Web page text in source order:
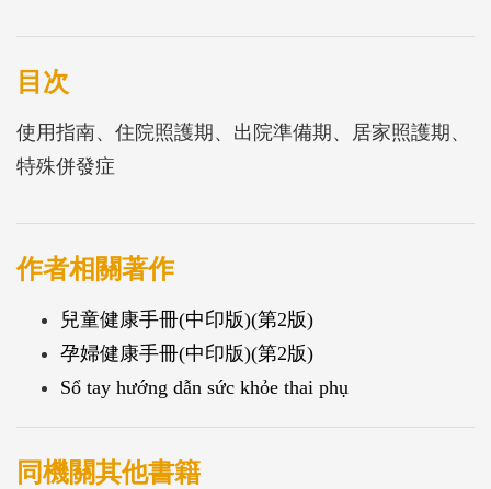
建立家庭支持關懷與守護資源。
目次
使用指南、住院照護期、出院準備期、居家照護期、
特殊併發症
作者相關著作
兒童健康手冊(中印版)(第2版)
孕婦健康手冊(中印版)(第2版)
Sổ tay hướng dẫn sức khỏe thai phụ
同機關其他書籍